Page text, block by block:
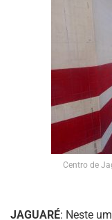
Centro de
JAGUARÉ: Neste